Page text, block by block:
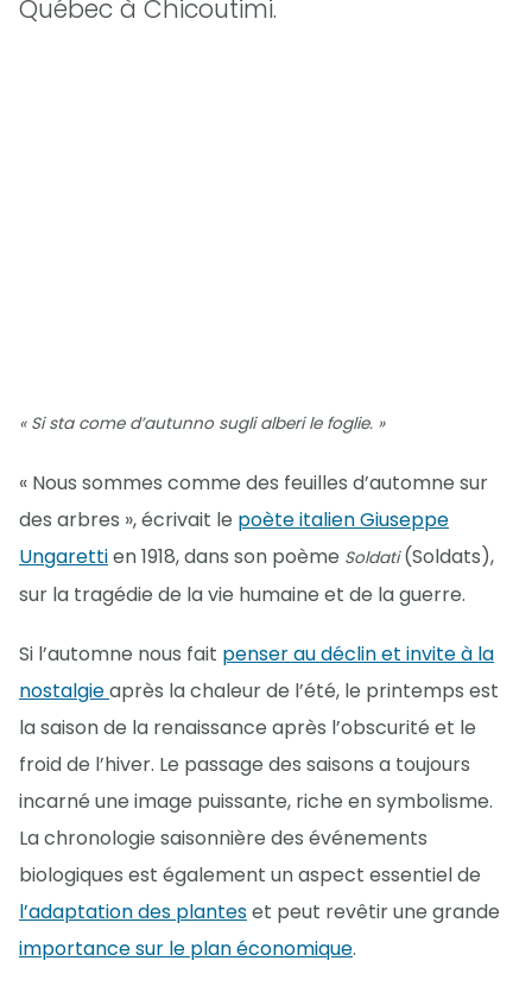
Québec à Chicoutimi.
« Si sta come d’autunno sugli alberi le foglie. »
« Nous sommes comme des feuilles d’automne sur
des arbres », écrivait le poète italien Giuseppe
Ungarettien 1918, dans son poème Soldati(Soldats),
sur la tragédie de la vie humaine et de la guerre.
Si l’automne nous fait penser au déclin et invite à la
nostalgieaprès la chaleur de l’été, le printemps est
la saison de la renaissance après l’obscurité et le
froid de l’hiver. Le passage des saisons a toujours
incarné une image puissante, riche en symbolisme.
La chronologie saisonnière des événements
biologiques est également un aspect essentiel de
l’adaptation des planteset peut revêtir une grande
importance sur le plan économique.